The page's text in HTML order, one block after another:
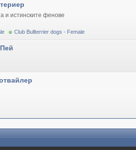
и истинските фенове
Club Bullterrier dogs - Female